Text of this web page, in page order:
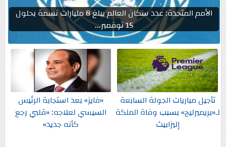
الأمم المتحدة: عدد سكان العالم يبلغ 8 مليارات نسمة بحلول
15 نوفمبر...
تأجيل مباريات الجولة السابعة
لـ«بريميرليج» بسبب وفاة الملكة
إليزابيث
«فايز» بعد استجابة الرئيس
السيسي لعلاجه: «قلبي رجع
كأنه جديد»